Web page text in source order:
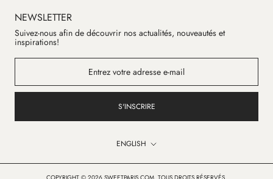
NEWSLETTER
Suivez-nous afin de découvrir nos actualités, nouveautés et
inspirations!
S'INSCRIRE
Language
ENGLISH